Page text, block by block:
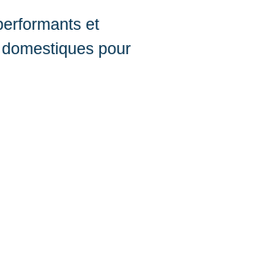
et
pour